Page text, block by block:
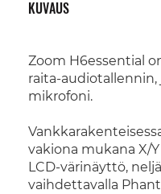
KUVAUS
Zoom H6essential
raita-audiotallennin,
mikrofoni.
vakiona mukana X/
LCD-värinäyttö,
vaihdettavalla